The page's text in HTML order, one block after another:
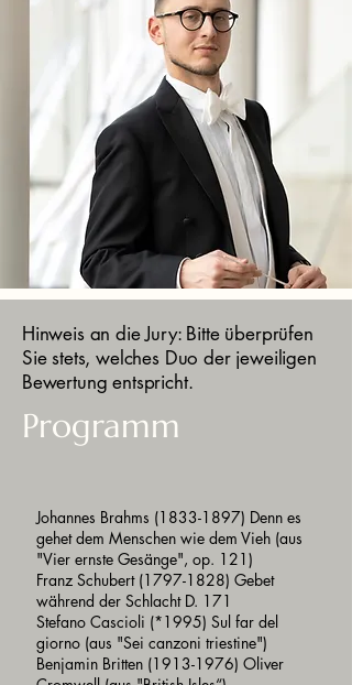
Hinweis an die Jury: Bitte überprüfen
Sie stets, welches Duo der jeweiligen
Bewertung entspricht.
Programm
Johannes Brahms (1833-1897) Denn es
gehet dem Menschen wie dem Vieh (aus
"Vier ernste Gesänge", op. 121)
Franz Schubert (1797-1828) Gebet
während der Schlacht D. 171
Stefano Cascioli (*1995) Sul far del
giorno (aus "Sei canzoni triestine")
Benjamin Britten (1913-1976) Oliver